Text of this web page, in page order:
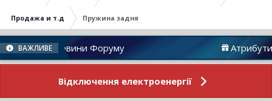
Продажа и т.д Пружина задня
ВАЖЛИВЕ
Новини Форуму Атрибутика
Відключення електроенергії